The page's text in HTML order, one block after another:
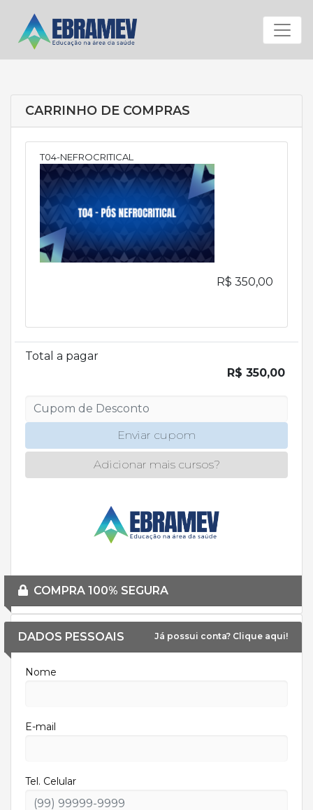
Menu
DADOS PESSOAIS Já possui conta? Clique aqui!
Nome
E-mail
Tel. Celular
CARRINHO DE COMPRAS
T04-NEFROCRITICAL
R$ 350,00
Total a pagar
R$ 350,00
Enviar cupom
Adicionar mais cursos?
COMPRA 100% SEGURA